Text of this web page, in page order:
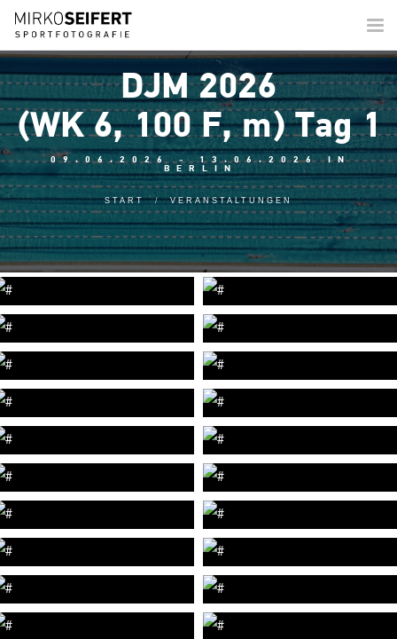
DJM 2026
(WK 6, 100 F, m) Tag 1
09.06.2026 - 13.06.2026 IN
BERLIN
START VERANSTALTUNGEN